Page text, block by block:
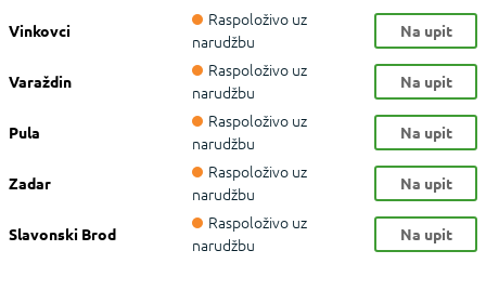
Vinkovci
Raspoloživo uz
narudžbu
Na upit
Varaždin
Raspoloživo uz
narudžbu
Na upit
Pula
Raspoloživo uz
narudžbu
Na upit
Zadar
Raspoloživo uz
narudžbu
Na upit
Slavonski Brod
Raspoloživo uz
narudžbu
Na upit